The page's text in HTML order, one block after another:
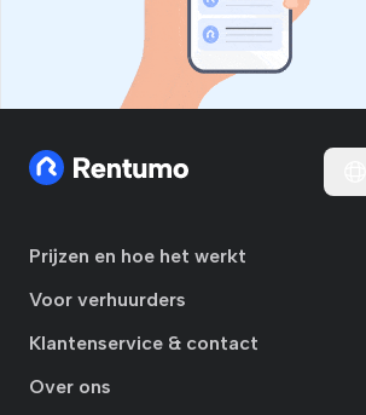
Prijzen en hoe het werkt
Voor verhuurders
Klantenservice & contact
Over ons